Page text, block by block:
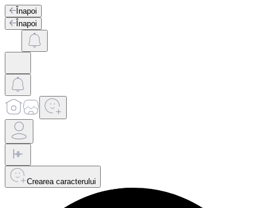
Înapoi
Înapoi
Crearea caracterului